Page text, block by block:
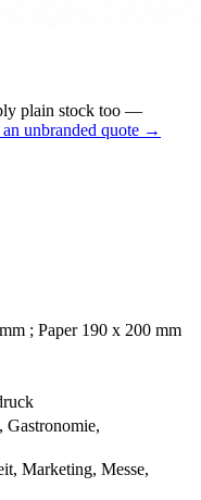
plain stock too —
unbranded quote →
; Paper 190 x 200 mm
Marketing, Messe,